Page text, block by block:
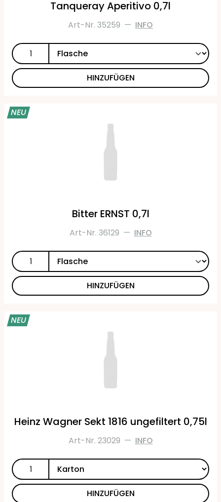
Tanqueray Aperitivo 0,7l
Art-Nr. 35259 — INFO
HINZUFÜGEN
NEU
Bitter ERNST 0,7l
Art-Nr. 36129 — INFO
HINZUFÜGEN
NEU
Heinz Wagner Sekt 1816 ungefiltert 0,75l
Art-Nr. 23029 — INFO
HINZUFÜGEN